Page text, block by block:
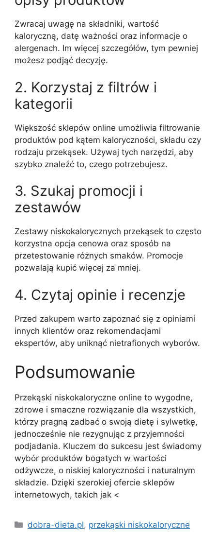
Zwracaj uwagę na składniki, wartość
kaloryczną, datę ważności oraz informacje o
alergenach. Im więcej szczegółów, tym pewniej
możesz podjąć decyzję.
2. Korzystaj z filtrów i
kategorii
Większość sklepów online umożliwia filtrowanie
produktów pod kątem kaloryczności, składu czy
rodzaju przekąsek. Używaj tych narzędzi, aby
szybko znaleźć to, czego potrzebujesz.
3. Szukaj promocji i
zestawów
Zestawy niskokalorycznych przekąsek to często
korzystna opcja cenowa oraz sposób na
przetestowanie różnych smaków. Promocje
pozwalają kupić więcej za mniej.
4. Czytaj opinie i recenzje
Przed zakupem warto zapoznać się z opiniami
innych klientów oraz rekomendacjami
ekspertów, aby uniknąć nietrafionych wyborów.
Podsumowanie
Przekąski niskokaloryczne online to wygodne,
zdrowe i smaczne rozwiązanie dla wszystkich,
którzy pragną zadbać o swoją dietę i sylwetkę,
jednocześnie nie rezygnując z przyjemności
podjadania. Kluczem do sukcesu jest świadomy
wybór produktów bogatych w wartości
odżywcze, o niskiej kaloryczności i naturalnym
składzie. Dzięki szerokiej ofercie sklepów
internetowych, takich jak <
Kategorie
dobra-dieta.pl, przekąski niskokaloryczne